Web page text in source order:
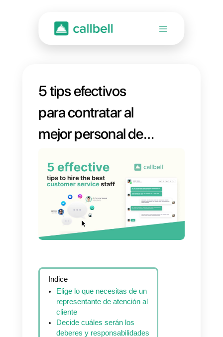
5 tips efectivos
para contratar al
mejor personal de
atención al cliente